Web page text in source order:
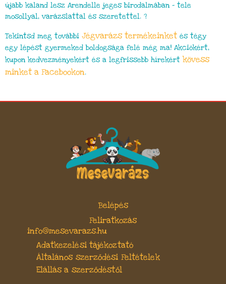
újabb kaland lesz Arendelle jeges birodalmában – tele
mosollyal, varázslattal és szeretettel. ?
Tekintsd meg további Jégvarázs termékeinket és tégy
egy lépést gyermeked boldogsága felé még ma! Akciókért,
kupon kedvezményekért és a legfrissebb hírekért kövess
minket a Facebookon.
Belépés
Feliratkozás
info@mesevarazs.hu
Adatkezelési tájékoztató
Általános szerződési Feltételek
Elállás a szerződéstől